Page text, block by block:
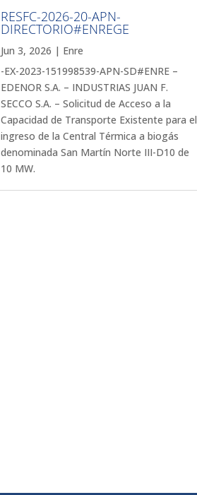
RESFC-2026-20-APN-
DIRECTORIO#ENREGE
Jun 3, 2026 | Enre
-EX-2023-151998539-APN-SD#ENRE –
EDENOR S.A. – INDUSTRIAS JUAN F.
SECCO S.A. – Solicitud de Acceso a la
Capacidad de Transporte Existente para el
ingreso de la Central Térmica a biogás
denominada San Martín Norte III-D10 de
10 MW.